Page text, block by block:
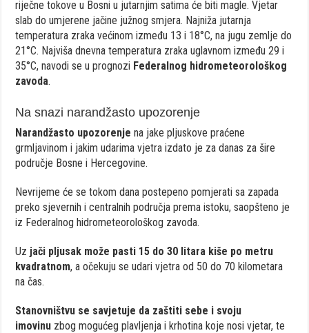
riječne tokove u Bosni u jutarnjim satima će biti magle. Vjetar
slab do umjerene jačine južnog smjera. Najniža jutarnja
temperatura zraka većinom između 13 i 18°C, na jugu zemlje do
21°C. Najviša dnevna temperatura zraka uglavnom između 29 i
35°C, navodi se u prognozi Federalnog hidrometeorološkog
zavoda.
Na snazi narandžasto upozorenje
Narandžasto upozorenje na jake pljuskove praćene
grmljavinom i jakim udarima vjetra izdato je za danas za šire
područje Bosne i Hercegovine.
Nevrijeme će se tokom dana postepeno pomjerati sa zapada
preko sjevernih i centralnih područja prema istoku, saopšteno je
iz Federalnog hidrometeorološkog zavoda.
Uz jači pljusak može pasti 15 do 30 litara kiše po metru
kvadratnom, a očekuju se udari vjetra od 50 do 70 kilometara
na čas.
Stanovništvu se savjetuje da zaštiti sebe i svoju
imovinu zbog mogućeg plavljenja i krhotina koje nosi vjetar, te